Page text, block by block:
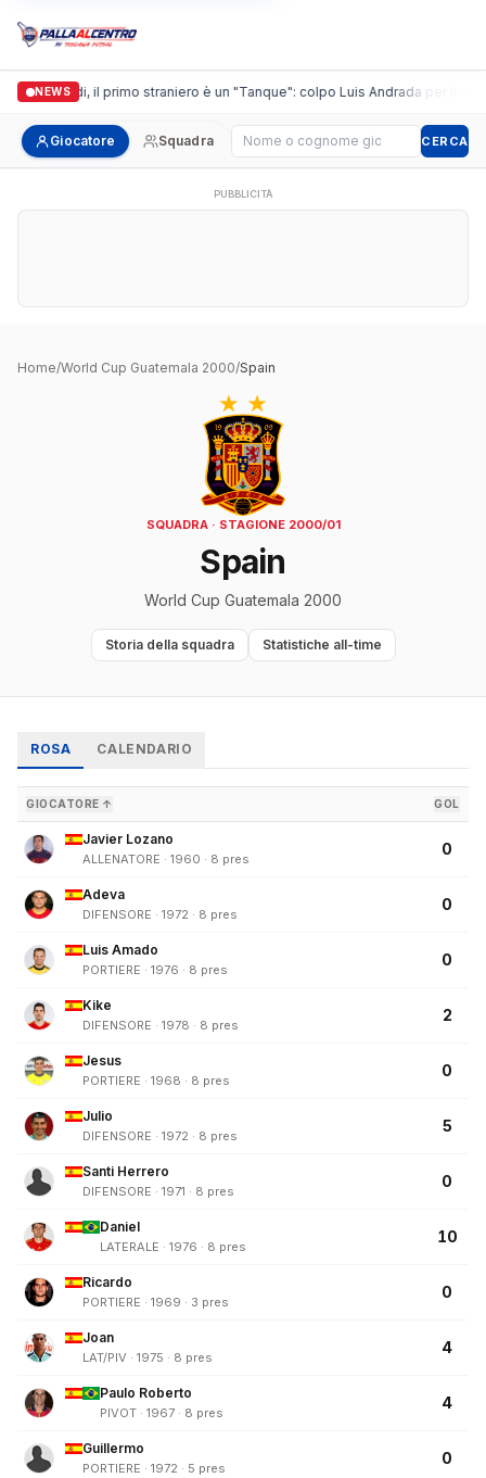
NEWS
Casalguidi, il primo straniero è un "Tanque": colpo Luis Andrada per il
Giocatore Squadra Cerca giocatore CERCA
PUBBLICITÀ
Home/World Cup Guatemala 2000/Spain
SQUADRA · STAGIONE 2000/01
Spain
World Cup Guatemala 2000
Storia della squadra Statistiche all-time
ROSA CALENDARIO
GIOCATORE ↑ GOL
Javier Lozano
ALLENATORE · 1960 · 8 pres
0
Adeva
DIFENSORE · 1972 · 8 pres
0
Luis Amado
PORTIERE · 1976 · 8 pres
0
Kike
DIFENSORE · 1978 · 8 pres
2
Jesus
PORTIERE · 1968 · 8 pres
0
Julio
DIFENSORE · 1972 · 8 pres
5
Santi Herrero
DIFENSORE · 1971 · 8 pres
0
Daniel
LATERALE · 1976 · 8 pres
10
Ricardo
PORTIERE · 1969 · 3 pres
0
Joan
LAT/PIV · 1975 · 8 pres
4
Paulo Roberto
PIVOT · 1967 · 8 pres
4
Guillermo
PORTIERE · 1972 · 5 pres
0